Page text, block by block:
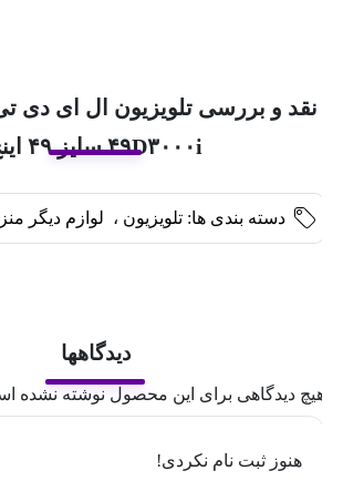
نقد و بررسی تلویزیون ال ای دی
۴۹D۳۰۰۰i سایز ۴۹ اینچ
دسته بندی ها: تلویزیون ، لوازم دیگر منزل
دیدگاهها
دیدگاهی برای این محصول نوشته نشده
هنوز ثبت نام نکردی!